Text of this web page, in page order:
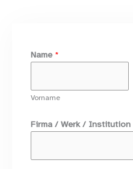
Name *
Vorname
n
i
Firma / Werk / Institution